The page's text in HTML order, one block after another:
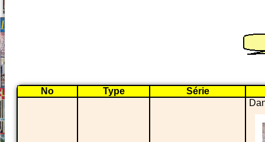
No Type Série